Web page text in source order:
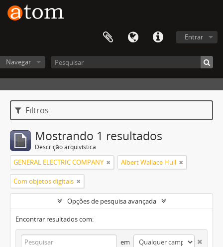
Entrar
Navegar
Filtros
Mostrando 1 resultados
Descrição arquivística
GENERAL ELECTRIC COMPANY Albert Wallace Hull
Com objetos digitais
Opções de pesquisa avançada
Encontrar resultados com:
em